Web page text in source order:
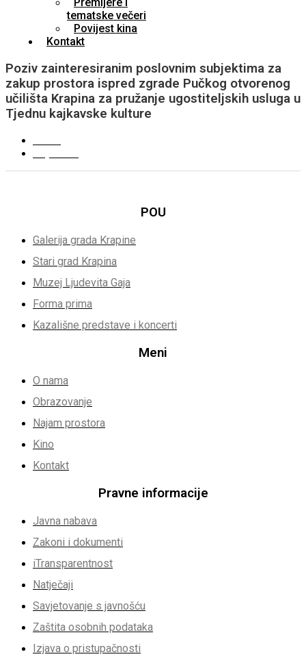
tematske večeri
Povijest kina
Kontakt
Poziv zainteresiranim poslovnim subjektima za
zakup prostora ispred zgrade Pučkog otvorenog
učilišta Krapina za pružanje ugostiteljskih usluga u
Tjednu kajkavske kulture
POU
Galerija grada Krapine
Stari grad Krapina
Muzej Ljudevita Gaja
Forma prima
Kazališne predstave i koncerti
Meni
O nama
Obrazovanje
Najam prostora
Kino
Kontakt
Pravne informacije
Javna nabava
Zakoni i dokumenti
iTransparentnost
Natječaji
Savjetovanje s javnošću
Zaštita osobnih podataka
Izjava o pristupačnosti